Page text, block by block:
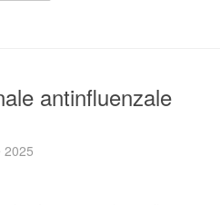
antinfluenzale
2025